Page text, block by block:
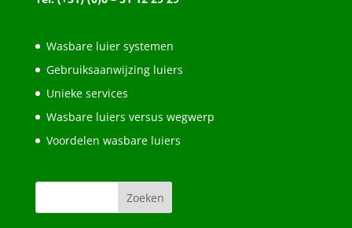
Wasbare luier systemen
Gebruiksaanwijzing luiers
Unieke services
Wasbare luiers versus wegwerp
Voordelen wasbare luiers